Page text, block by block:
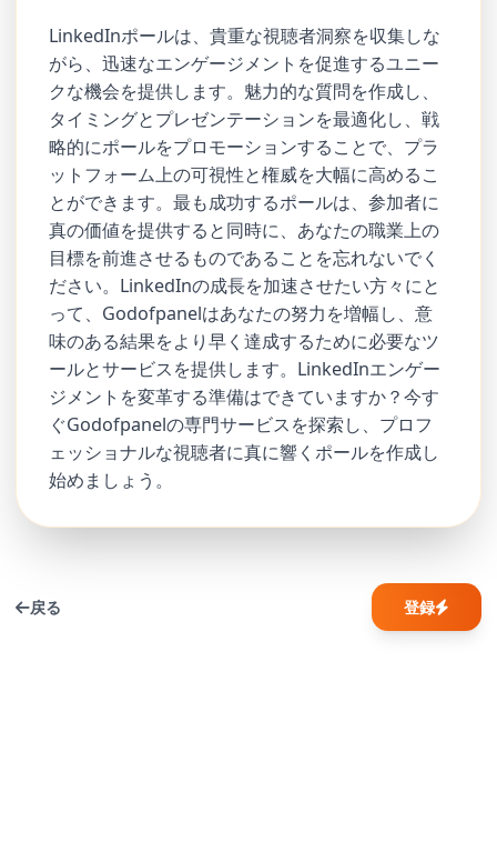
LinkedInポールは、貴重な視聴者洞察を収集しな
がら、迅速なエンゲージメントを促進するユニー
クな機会を提供します。魅力的な質問を作成し、
タイミングとプレゼンテーションを最適化し、戦
略的にポールをプロモーションすることで、プラ
ットフォーム上の可視性と権威を大幅に高めるこ
とができます。最も成功するポールは、参加者に
真の価値を提供すると同時に、あなたの職業上の
目標を前進させるものであることを忘れないでく
ださい。LinkedInの成長を加速させたい方々にと
って、Godofpanelはあなたの努力を増幅し、意
味のある結果をより早く達成するために必要なツ
ールとサービスを提供します。LinkedInエンゲー
ジメントを変革する準備はできていますか？今す
ぐGodofpanelの専門サービスを探索し、プロフ
ェッショナルな視聴者に真に響くポールを作成し
始めましょう。
戻る 登録